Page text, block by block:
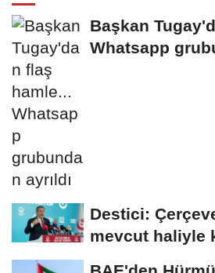
Başkan
Whatsapp
Destici:
mevcut haliyle